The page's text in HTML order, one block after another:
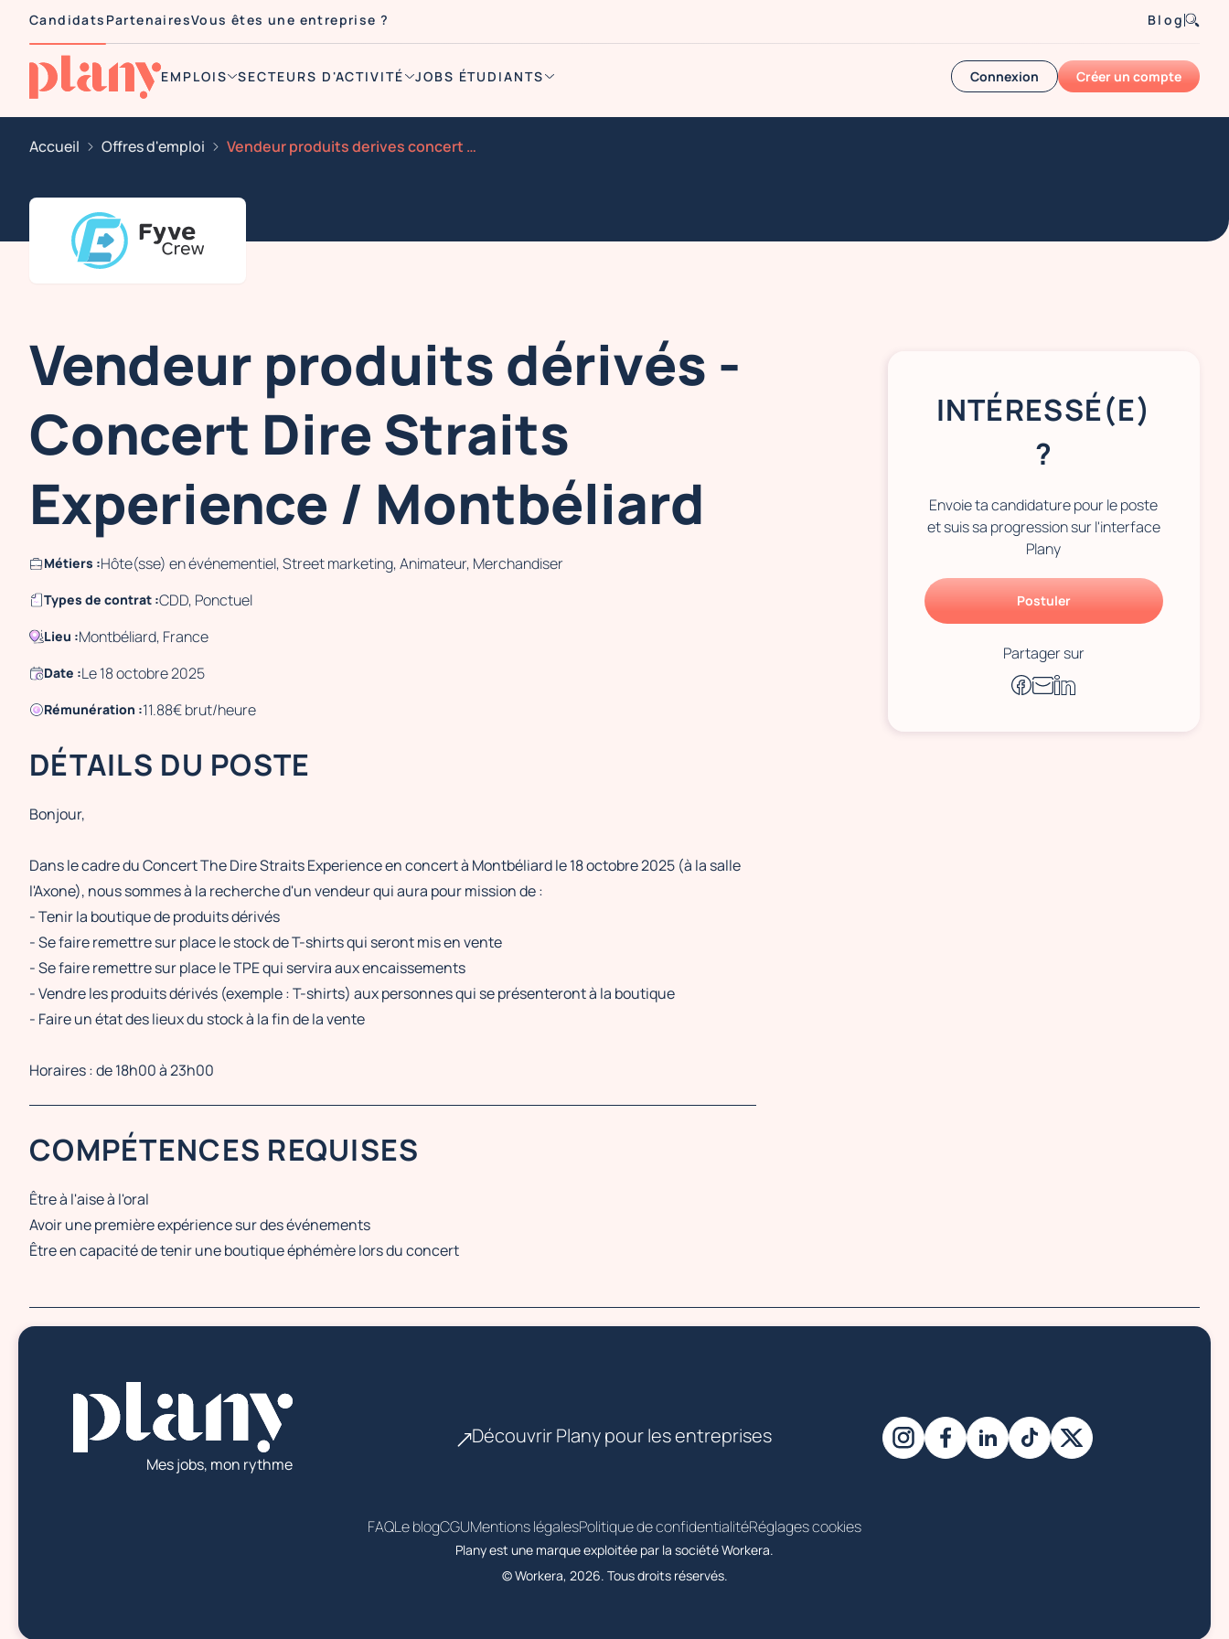
Candidats PartenairesVous êtes une entreprise ? Blog
EMPLOIS SECTEURS D'ACTIVITÉ JOBS ÉTUDIANTS Connexion Créer un compte
Accueil Offres d'emploi Vendeur produits derives concert dire straits experien
Vendeur produits dérivés -
Concert Dire Straits
Experience / Montbéliard
Métiers :Hôte(sse) en événementiel, Street marketing, Animateur, Merchandiser
Types de contrat :CDD, Ponctuel
Lieu :Montbéliard, France
Date :Le 18 octobre 2025
Rémunération :11.88€ brut/heure
DÉTAILS DU POSTE
Bonjour,
Dans le cadre du Concert The Dire Straits Experience en concert à Montbéliard le 18 octobre 2025 (à la salle
l'Axone), nous sommes à la recherche d'un vendeur qui aura pour mission de :
- Tenir la boutique de produits dérivés
- Se faire remettre sur place le stock de T-shirts qui seront mis en vente
- Se faire remettre sur place le TPE qui servira aux encaissements
- Vendre les produits dérivés (exemple : T-shirts) aux personnes qui se présenteront à la boutique
- Faire un état des lieux du stock à la fin de la vente
Horaires : de 18h00 à 23h00
COMPÉTENCES REQUISES
Être à l'aise à l'oral
Avoir une première expérience sur des événements
Être en capacité de tenir une boutique éphémère lors du concert
INTÉRESSÉ(E)
?
Envoie ta candidature pour le poste
et suis sa progression sur l'interface
Plany
Postuler
Partager sur
Mes jobs, mon rythme
Découvrir Plany pour les entreprises
Plany est une marque exploitée par la société Workera.
© Workera, 2026. Tous droits réservés.
FAQLe blogCGUMentions légalesPolitique de confidentialitéRéglages cookies